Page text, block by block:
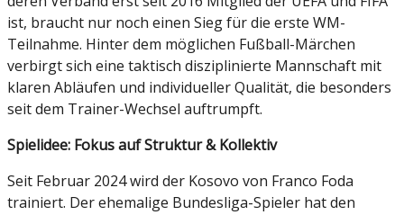
ist, braucht nur noch einen Sieg für die erste WM-
Teilnahme. Hinter dem möglichen Fußball-Märchen
verbirgt sich eine taktisch disziplinierte Mannschaft mit
klaren Abläufen und individueller Qualität, die besonders
seit dem Trainer-Wechsel auftrumpft.
Spielidee: Fokus auf Struktur & Kollektiv
Seit Februar 2024 wird der Kosovo von Franco Foda
trainiert. Der ehemalige Bundesliga-Spieler hat den